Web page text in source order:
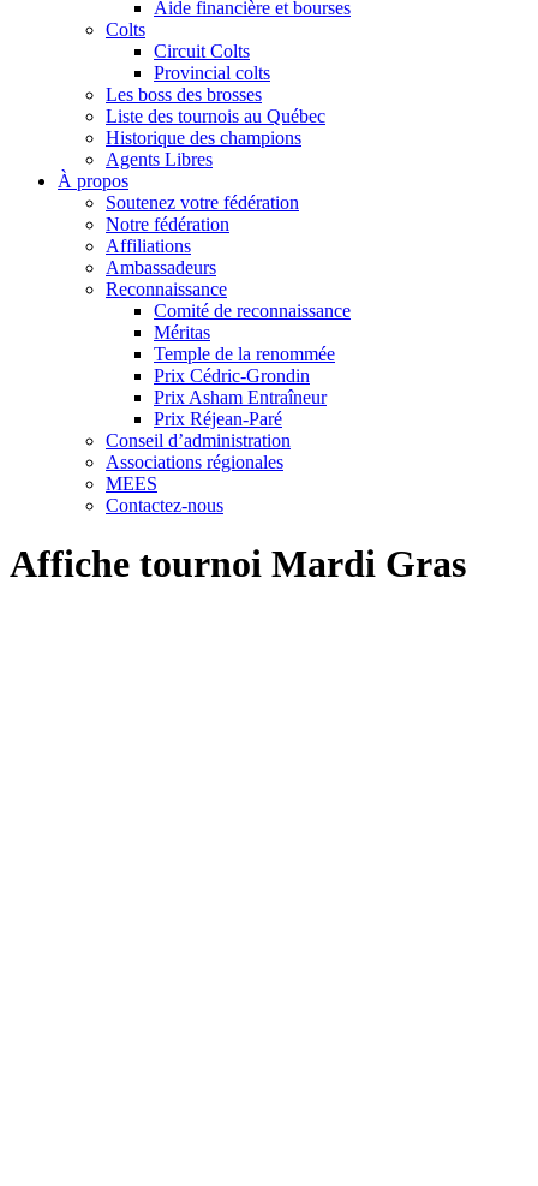
Aide financière et bourses
Colts
Circuit Colts
Provincial colts
Les boss des brosses
Liste des tournois au Québec
Historique des champions
Agents Libres
À propos
Soutenez votre fédération
Notre fédération
Affiliations
Ambassadeurs
Reconnaissance
Comité de reconnaissance
Méritas
Temple de la renommée
Prix Cédric-Grondin
Prix Asham Entraîneur
Prix Réjean-Paré
Conseil d’administration
Associations régionales
MEES
Contactez-nous
Affiche tournoi Mardi Gras